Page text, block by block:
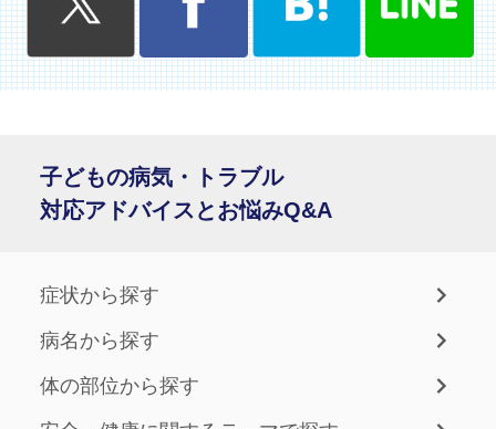
子どもの病気・トラブル
対応アドバイスとお悩みQ&A
症状から探す
病名から探す
体の部位から探す